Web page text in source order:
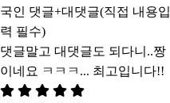
국인 댓글+대댓글(직접 내용입
력 필수)
댓글말고 대댓글도 되다니..짱
이네요 ㅋㅋㅋ... 최고입니다!!